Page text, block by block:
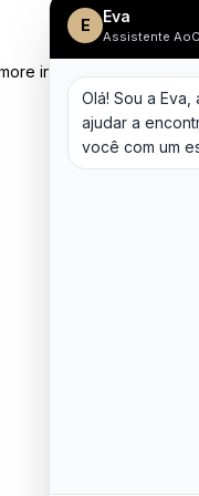
information)
E Eva
Assistente
Olá! Sou a Eva,
ajudar a
você com um